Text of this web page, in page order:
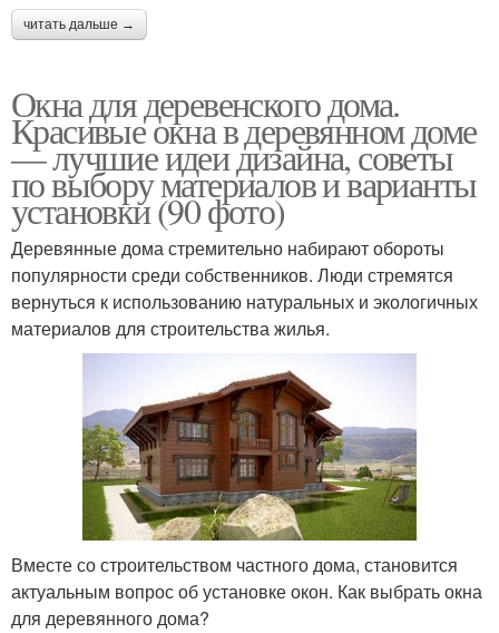
читать дальше →
Окна для деревенского дома.
Красивые окна в деревянном доме
— лучшие идеи дизайна, советы
по выбору материалов и варианты
установки (90 фото)
Деревянные дома стремительно набирают обороты
популярности среди собственников. Люди стремятся
вернуться к использованию натуральных и экологичных
материалов для строительства жилья.
Вместе со строительством частного дома, становится
актуальным вопрос об установке окон. Как выбрать окна
для деревянного дома?